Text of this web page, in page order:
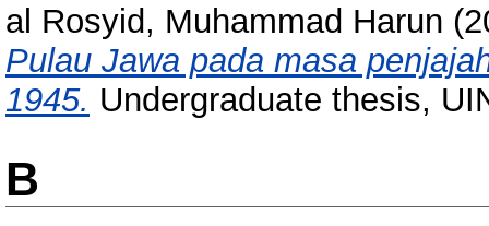
al Rosyid, Muhammad Harun
Pulau Jawa pada masa
1945. Undergraduate thesis,
B